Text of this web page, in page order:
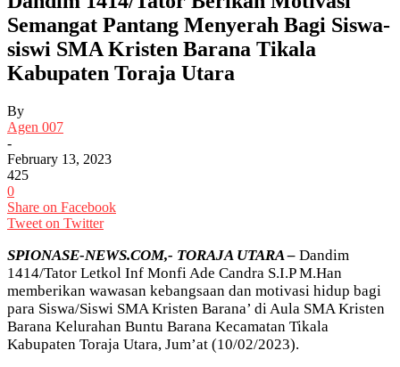
Semangat Pantang Menyerah Bagi Siswa-
siswi SMA Kristen Barana Tikala
Kabupaten Toraja Utara
By
Agen 007
-
February 13, 2023
425
0
Share on Facebook
Tweet on Twitter
SPIONASE-NEWS.COM,- TORAJA UTARA – Dandim
1414/Tator Letkol Inf Monfi Ade Candra S.I.P M.Han
memberikan wawasan kebangsaan dan motivasi hidup bagi
para Siswa/Siswi SMA Kristen Barana’ di Aula SMA Kristen
Barana Kelurahan Buntu Barana Kecamatan Tikala
Kabupaten Toraja Utara, Jum’at (10/02/2023).